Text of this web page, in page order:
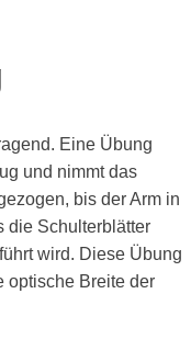
Eine Übung
und nimmt das
bis der Arm in
die Schulterblätter
wird. Diese Übung
optische Breite der